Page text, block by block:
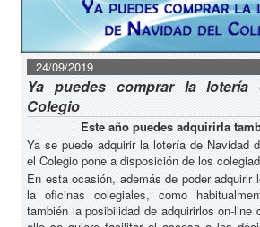
24/09/2019
Ya puedes comprar la lotería
Colegio
Este año puedes adquirirla
Ya se puede adquirir la lotería de Navidad
el Colegio pone a disposición de los
En esta ocasión, además de poder
la oficinas colegiales, como
también la posibilidad de adquirirlos on-line